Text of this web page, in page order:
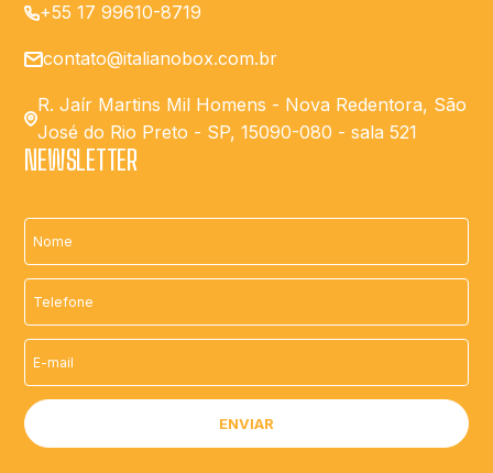
+55 17 99610-8719
contato@italianobox.com.br
R. Jaír Martins Mil Homens - Nova Redentora, São
José do Rio Preto - SP, 15090-080 - sala 521
NEWSLETTER